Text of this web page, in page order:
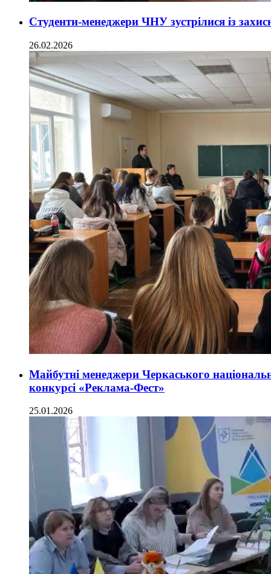
Студенти-менеджери ЧНУ зустрілися із
26.02.2026
Майбутні менеджери Черкаського
конкурсі «Реклама-Фест»
25.01.2026